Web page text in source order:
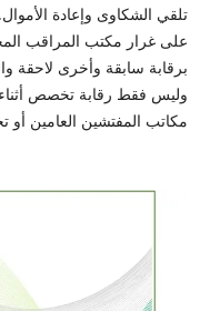
تلقي الشكاوى وإعادة
على غرار مكتب المراقب
برقابة سابقة وأخرى لاحقة
وليس فقط رقابة تخصص أثناء
مكاتب المفتشين العامين أو